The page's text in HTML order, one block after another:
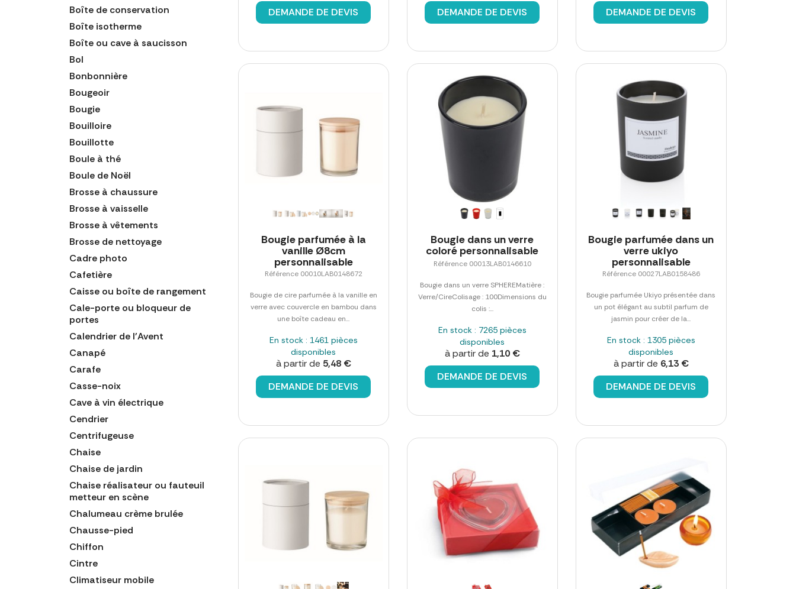
Boîte de conservation
Boîte isotherme
Boîte ou cave à saucisson
Bol
Bonbonnière
Bougeoir
Bougie
Bouilloire
Bouillotte
Boule à thé
Boule de Noël
Brosse à chaussure
Brosse à vaisselle
Brosse à vêtements
Brosse de nettoyage
Cadre photo
Cafetière
Caisse ou boîte de rangement
Cale-porte ou bloqueur de
portes
Calendrier de l'Avent
Canapé
Carafe
Casse-noix
Cave à vin électrique
Cendrier
Centrifugeuse
Chaise
Chaise de jardin
Chaise réalisateur ou fauteuil
metteur en scène
Chalumeau crème brulée
Chausse-pied
Chiffon
Cintre
Climatiseur mobile
DEMANDE DE DEVIS
DEMANDE DE DEVIS
DEMANDE DE DEVIS
Bougie parfumée à la
vanille Ø8cm
personnalisable
Référence 00010LAB0148672
Bougie de cire parfumée à la vanille en
verre avec couvercle en bambou dans
une boîte cadeau en...
En stock : 1461 pièces
disponibles
à partir de 5,48 €
DEMANDE DE DEVIS
Bougie dans un verre
coloré personnalisable
Référence 00013LAB0146610
Bougie dans un verre SPHEREMatière :
Verre/CireColisage : 100Dimensions du
colis :...
En stock : 7265 pièces
disponibles
à partir de 1,10 €
DEMANDE DE DEVIS
Bougie parfumée dans un
verre ukiyo
personnalisable
Référence 00027LAB0158486
Bougie parfumée Ukiyo présentée dans
un pot élégant au subtil parfum de
jasmin pour créer de la...
En stock : 1305 pièces
disponibles
à partir de 6,13 €
DEMANDE DE DEVIS